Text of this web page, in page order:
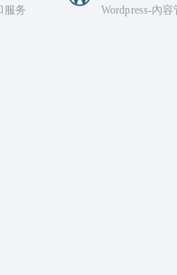
服务 Wordpress-內